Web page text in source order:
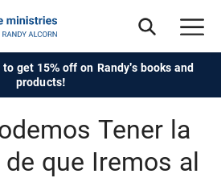
to get 15% off on Randy's books and
products!
Tener la
que Iremos al